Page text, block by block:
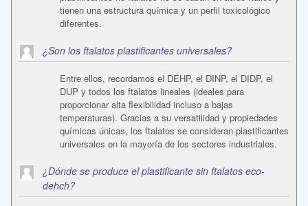
tienen una estructura química y un perfil toxicológico
diferentes.
¿Son los ftalatos plastificantes universales?
Entre ellos, recordamos el DEHP, el DINP, el DIDP, el
DUP y todos los ftalatos lineales (ideales para
proporcionar alta flexibilidad incluso a bajas
temperaturas). Gracias a su versatilidad y propiedades
químicas únicas, los ftalatos se consideran plastificantes
universales en la mayoría de los sectores industriales.
¿Dónde se produce el plastificante sin ftalatos eco-
dehch?